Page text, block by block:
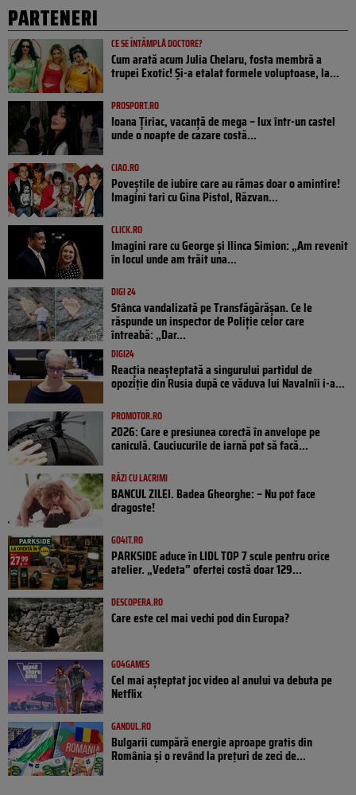
PARTENERI
CE SE ÎNTÂMPLĂ DOCTORE?
Cum arată acum Julia Chelaru, fosta membră a
trupei Exotic! Și-a etalat formele voluptoase, la...
PROSPORT.RO
Ioana Țiriac, vacanță de mega – lux într-un castel
unde o noapte de cazare costă...
CIAO.RO
Poveştile de iubire care au rămas doar o amintire!
Imagini tari cu Gina Pistol, Răzvan...
CLICK.RO
Imagini rare cu George și Ilinca Simion: „Am revenit
în locul unde am trăit una...
DIGI 24
Stânca vandalizată pe Transfăgărășan. Ce le
răspunde un inspector de Poliție celor care
întreabă: „Dar...
DIGI24
Reacția neașteptată a singurului partidul de
opoziţie din Rusia după ce văduva lui Navalnîi i-a...
PROMOTOR.RO
2026: Care e presiunea corectă în anvelope pe
caniculă. Cauciucurile de iarnă pot să facă...
RÂZI CU LACRIMI
BANCUL ZILEI. Badea Gheorghe: – Nu pot face
dragoste!
GO4IT.RO
PARKSIDE aduce în LIDL TOP 7 scule pentru orice
atelier. „Vedeta” ofertei costă doar 129...
DESCOPERA.RO
Care este cel mai vechi pod din Europa?
GO4GAMES
Cel mai așteptat joc video al anului va debuta pe
Netflix
GANDUL.RO
Bulgarii cumpără energie aproape gratis din
România și o revând la prețuri de zeci de...